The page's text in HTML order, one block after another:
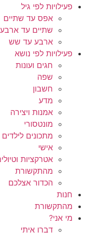
פעילויות לפי גיל
אפס עד שתיים
שתיים עד ארבע
ארבע עד שש
פעילויות לפי נושא
חגים ועונות
שפה
חשבון
מדע
אמנות ויצירה
מונטסורי
מתכונים לילדים
אישי
אטרקציות
מהתקשורת
הכדור אצלכם
חנות
מהתקשורת
מי אני?
דברו איתי